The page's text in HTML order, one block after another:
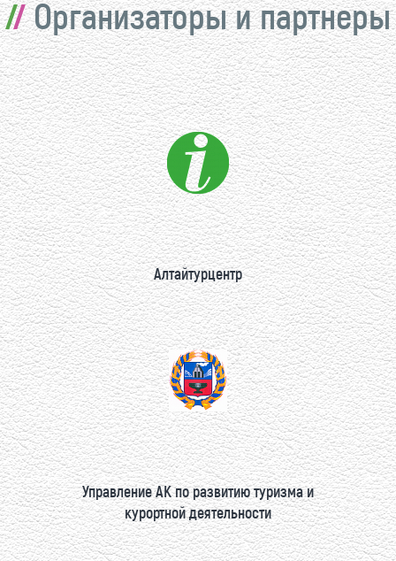
Организаторы и партнеры
Алтайтурцентр
Управление АК по развитию туризма и
курортной деятельности